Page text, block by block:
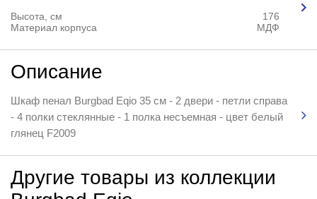
Высота, см
176
Материал корпуса
МДФ
Описание
Шкаф пенал Burgbad Eqio 35 см - 2 двери - петли справа
- 4 полки стеклянные - 1 полка несъемная - цвет белый
глянец F2009
Другие товары из коллекции